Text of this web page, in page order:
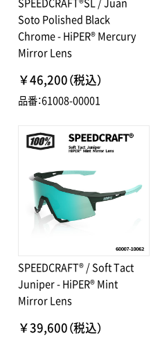
Soto Polished Black
Chrome - HiPER® Mercury
Mirror Lens
￥46,200（税込）
品番：61008-00001
SPEEDCRAFT® / Soft Tact
Juniper - HiPER® Mint
Mirror Lens
￥39,600（税込）